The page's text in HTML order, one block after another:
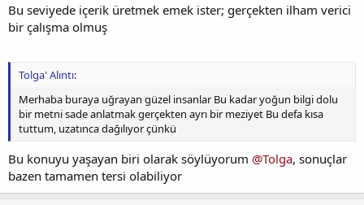
Bu seviyede içerik üretmek emek ister; gerçekten ilham verici
bir çalışma olmuş
Tolga' Alıntı:
Merhaba buraya uğrayan güzel insanlar Bu kadar yoğun bilgi dolu
bir metni sade anlatmak gerçekten ayrı bir meziyet Bu defa kısa
tuttum, uzatınca dağılıyor çünkü
Bu konuyu yaşayan biri olarak söylüyorum @Tolga, sonuçlar
bazen tamamen tersi olabiliyor